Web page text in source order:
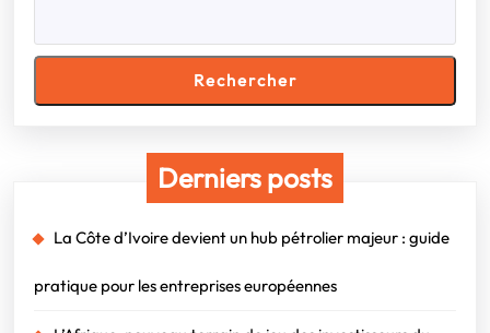
Rechercher
Derniers posts
La Côte d’Ivoire devient un hub pétrolier majeur : guide
pratique pour les entreprises européennes